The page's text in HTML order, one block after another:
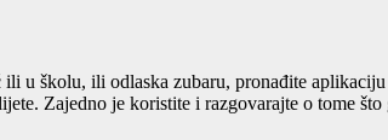
školu, ili odlaska zubaru, pronađite
Zajedno je koristite i razgovarajte o tome što